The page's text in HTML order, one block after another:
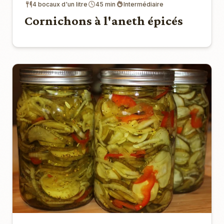
4 bocaux d'un litre 45 min Intermédiaire
Cornichons à l'aneth épicés